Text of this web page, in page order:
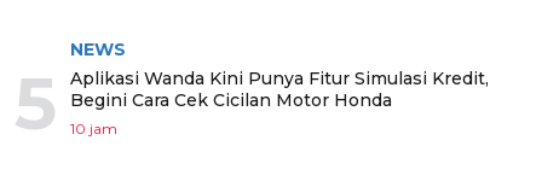
5
NEWS
Aplikasi Wanda Kini Punya Fitur Simulasi Kredit,
Begini Cara Cek Cicilan Motor Honda
10 jam